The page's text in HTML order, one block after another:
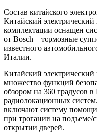
Состав китайского
Китайский электрический
комплектации оснащен
от Bosch – тормозные
известного
Италии.
Китайский
множество функций
обзором на 360 градусов
радиолокационных
включают систему
при трогании на подъеме/
открытии дверей.